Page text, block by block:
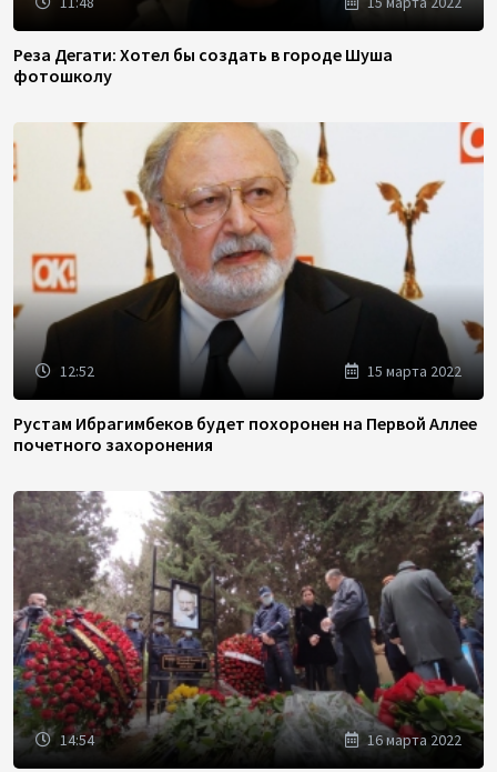
Реза Дегати: Хотел бы создать в городе Шуша
фотошколу
12:52 15 марта 2022
Рустам Ибрагимбеков будет похоронен на Первой Аллее
почетного захоронения
14:54 16 марта 2022